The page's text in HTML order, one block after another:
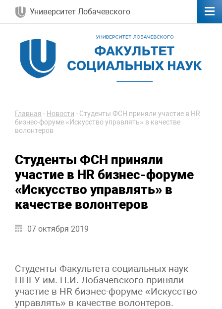
Университет Лобачевского
Главная - Новости - Студенты ФСН приняли участие в HR
бизнес-форуме «Искусство управлять» в качестве
волонтеров
Студенты ФСН приняли
участие в HR бизнес-форуме
«Искусство управлять» в
качестве волонтеров
07 октября 2019
Студенты Факультета социальных наук
ННГУ им. Н.И. Лобачевского приняли
участие в HR бизнес-форуме «Искусство
управлять» в качестве волонтеров.